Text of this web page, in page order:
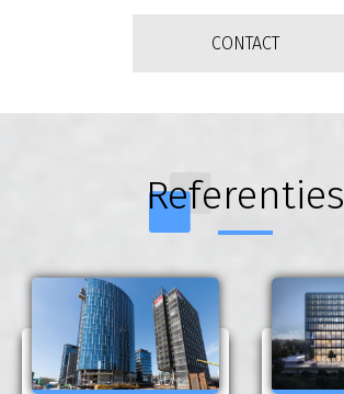
CONTACT
Referenties